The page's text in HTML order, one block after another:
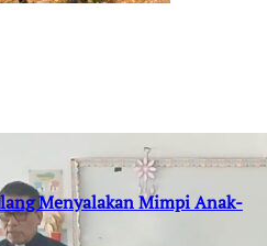
Menyalakan Mimpi Anak-